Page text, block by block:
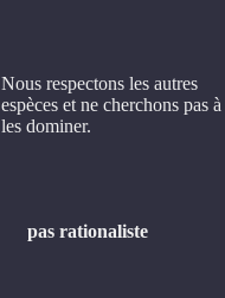
Nous respectons les autres
espèces et ne cherchons pas à
les dominer.
pas rationaliste